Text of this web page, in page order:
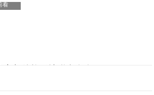
看
国风艺考画室的背后力量